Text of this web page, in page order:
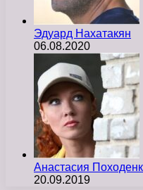
Эдуард Нахатакян
06.08.2020
Анастасия
20.09.2019